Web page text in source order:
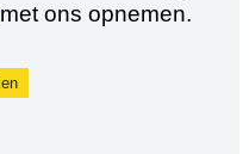
ons opnemen.